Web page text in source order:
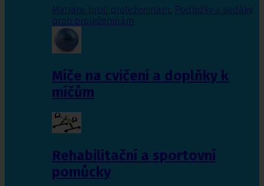
Matrace proti proleženinám, Podložky a sedáky
proti proleženinám
Míče na cvičení a doplňky k
míčům
Rehabilitační a sportovní
pomůcky